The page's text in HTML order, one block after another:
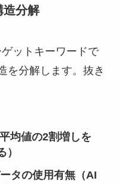
造分解
ットキーワードで
を分解します。抜き
均値の2割増しを
タの使用有無（AI